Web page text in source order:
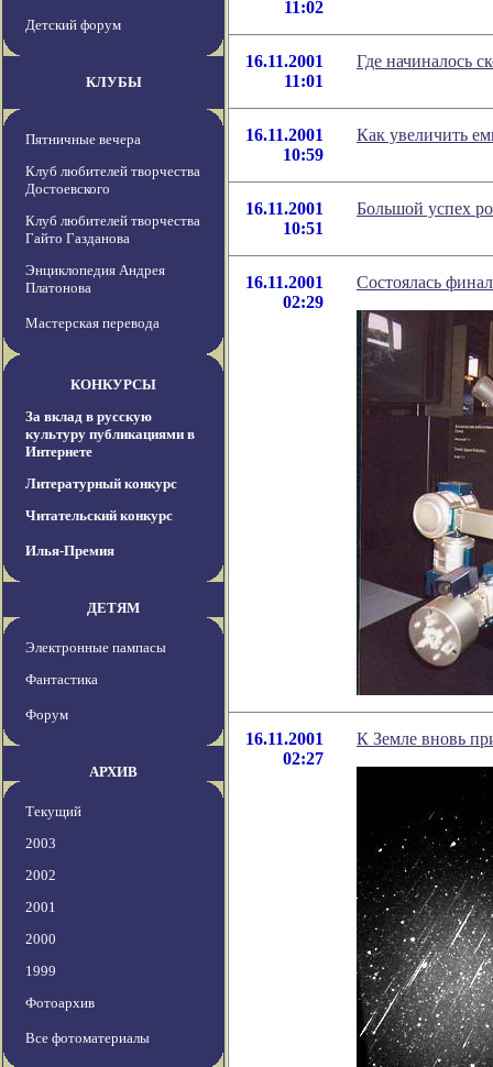
Детский форум
КЛУБЫ
Пятничные вечера
Клуб любителей творчества
Достоевского
Клуб любителей творчества
Гайто Газданова
Энциклопедия Андрея
Платонова
Мастерская перевода
КОНКУРСЫ
За вклад в русскую
культуру публикациями в
Интернете
Литературный конкурс
Читательский конкурс
Илья-Премия
ДЕТЯМ
Электронные пампасы
Фантастика
Форум
АРХИВ
Текущий
2003
2002
2001
2000
1999
Фотоархив
Все фотоматериалы
11:02
16.11.2001
11:01
Где начиналось
16.11.2001
10:59
Как увеличить
16.11.2001
10:51
Большой успех
16.11.2001
02:29
Состоялась
16.11.2001
02:27
К Земле вновь